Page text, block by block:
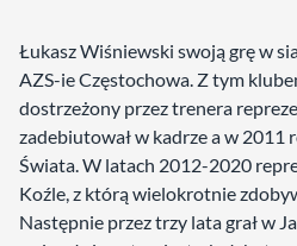
Łukasz Wiśniewski swoją grę w
AZS-ie Częstochowa. Z tym
dostrzeżony przez trenera
zadebiutował w kadrze a w 2011
Świata. W latach 2012-2020
Koźle, z którą wielokrotnie
Następnie przez trzy lata grał w